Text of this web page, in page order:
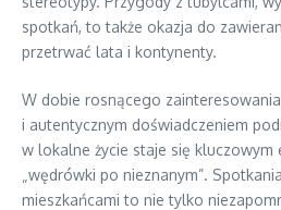
spotkań, to także okazja do
przetrwać lata i kontynenty.
W dobie rosnącego
i autentycznym doświadczeniem
w lokalne życie staje się kluczowym
„wędrówki po nieznanym”.
mieszkańcami to nie tylko